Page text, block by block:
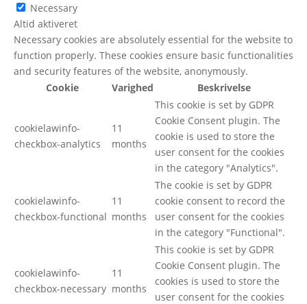
Necessary
Altid aktiveret
Necessary cookies are absolutely essential for the website to
function properly. These cookies ensure basic functionalities
and security features of the website, anonymously.
Cookie
Varighed Beskrivelse
cookielawinfo-
checkbox-analytics
11
months
This cookie is set by GDPR
Cookie Consent plugin. The
cookie is used to store the
user consent for the cookies
in the category "Analytics".
cookielawinfo-
checkbox-functional
11
months
The cookie is set by GDPR
cookie consent to record the
user consent for the cookies
in the category "Functional".
cookielawinfo-
checkbox-necessary
11
months
This cookie is set by GDPR
Cookie Consent plugin. The
cookies is used to store the
user consent for the cookies